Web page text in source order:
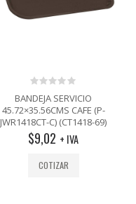
0
out
of
5
BANDEJA SERVICIO
45.72×35.56CMS CAFE (P-
JWR1418CT-C) (CT1418-69)
$9,02 + IVA
COTIZAR